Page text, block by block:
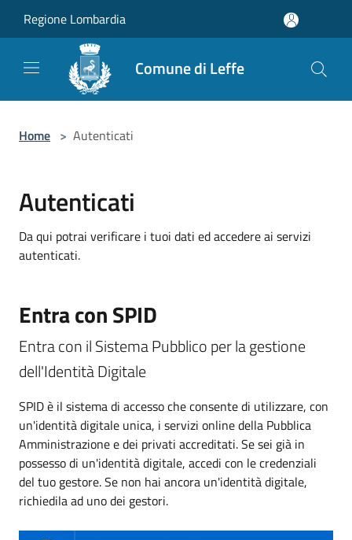
Regione Lombardia
Comune di Leffe
Home > Autenticati
Autenticati
Da qui potrai verificare i tuoi dati ed accedere ai servizi
autenticati.
Entra con SPID
Entra con il Sistema Pubblico per la gestione
dell'Identità Digitale
SPID è il sistema di accesso che consente di utilizzare, con
un'identità digitale unica, i servizi online della Pubblica
Amministrazione e dei privati accreditati. Se sei già in
possesso di un'identità digitale, accedi con le credenziali
del tuo gestore. Se non hai ancora un'identità digitale,
richiedila ad uno dei gestori.